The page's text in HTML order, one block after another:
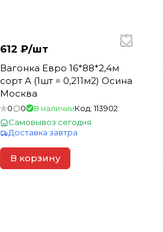
612 ₽/шт
Вагонка Евро 16*88*2,4м
сорт А (1шт = 0,211м2) Осина
Москва
0 0 В наличииКод:113902
Самовывоз сегодня
Доставка завтра
В корзину